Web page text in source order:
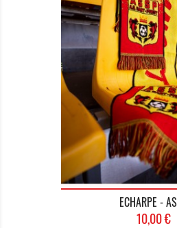
ECHARPE -
Prix
10,00 €